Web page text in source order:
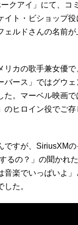
クアイ」にて、コ
イト・ビショップ
ェルドさんの名前が
リカの歌手兼女優
バース」ではグウ
た。マーベル映画
のヒロイン役でご
ですが、SiriusXM
るの？」の聞かれ
音楽でいっぱいよ
た。